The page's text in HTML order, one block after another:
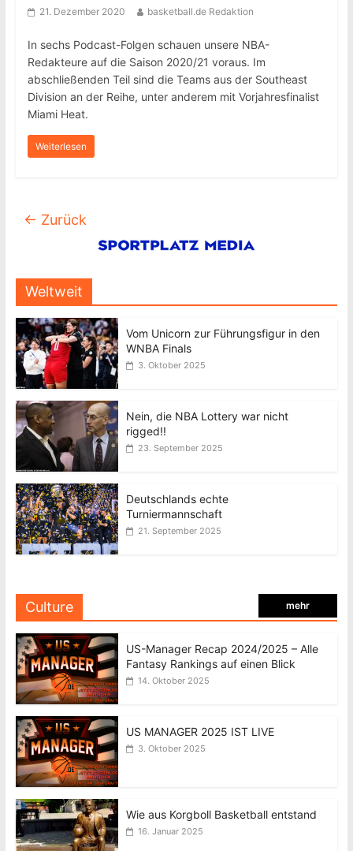
21. Dezember 2020 basketball.de Redaktion
In sechs Podcast-Folgen schauen unsere NBA-
Redakteure auf die Saison 2020/21 voraus. Im
abschließenden Teil sind die Teams aus der Southeast
Division an der Reihe, unter anderem mit Vorjahresfinalist
Miami Heat.
Weiterlesen
← Zurück
Weltweit
Vom Unicorn zur Führungsfigur in den
WNBA Finals
3. Oktober 2025
Nein, die NBA Lottery war nicht
rigged!!
23. September 2025
Deutschlands echte
Turniermannschaft
21. September 2025
Culture mehr
US-Manager Recap 2024/2025 – Alle
Fantasy Rankings auf einen Blick
14. Oktober 2025
US MANAGER 2025 IST LIVE
3. Oktober 2025
Wie aus Korgboll Basketball entstand
16. Januar 2025